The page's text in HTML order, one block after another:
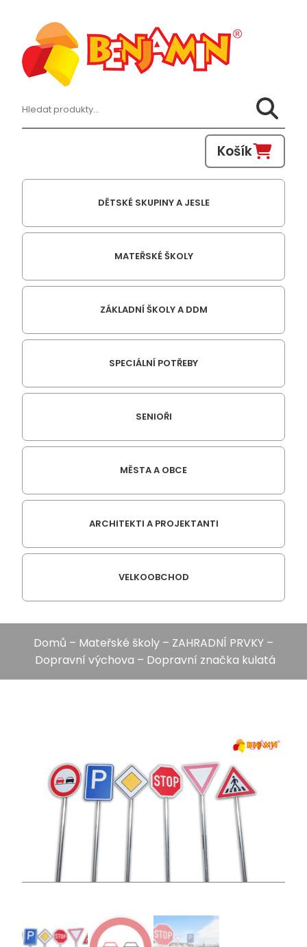
Hledat:
Košík
DĚTSKÉ SKUPINY A JESLE
MATEŘSKÉ ŠKOLY
ZÁKLADNÍ ŠKOLY A DDM
SPECIÁLNÍ POTŘEBY
SENIOŘI
MĚSTA A OBCE
ARCHITEKTI A PROJEKTANTI
VELKOOBCHOD
Domů – Mateřské školy – ZAHRADNÍ PRVKY –
Dopravní výchova – Dopravní značka kulatá